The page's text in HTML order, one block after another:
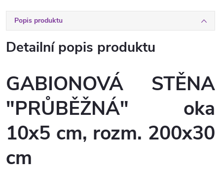
Popis produktu
Detailní popis produktu
GABIONOVÁ STĚNA
"PRŮBĚŽNÁ" oka
10x5 cm, rozm. 200x30
cm